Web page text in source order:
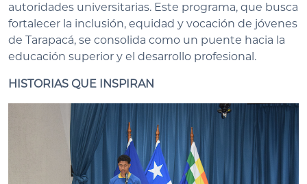
autoridades universitarias. Este programa, que busca
fortalecer la inclusión, equidad y vocación de jóvenes
de Tarapacá, se consolida como un puente hacia la
educación superior y el desarrollo profesional.
HISTORIAS QUE INSPIRAN